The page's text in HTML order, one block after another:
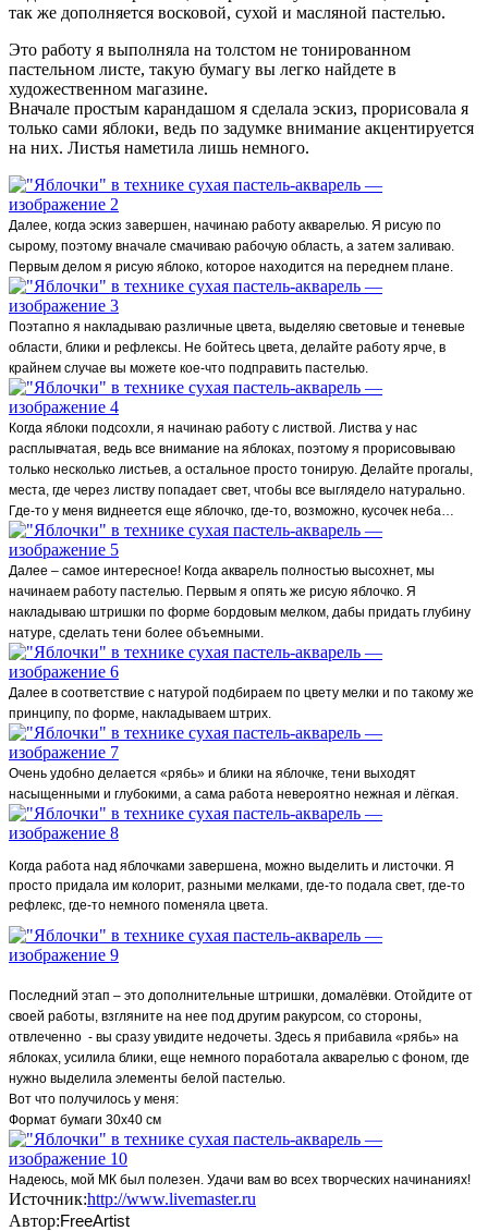
так же дополняется восковой, сухой и масляной пастелью.
Это работу я выполняла на толстом не тонированном
пастельном листе, такую бумагу вы легко найдете в
художественном магазине.
Вначале простым карандашом я сделала эскиз, прорисовала я
только сами яблоки, ведь по задумке внимание акцентируется
на них. Листья наметила лишь немного.
Далее, когда эскиз завершен, начинаю работу акварелью. Я рисую по
сырому, поэтому вначале смачиваю рабочую область, а затем заливаю.
Первым делом я рисую яблоко, которое находится на переднем плане.
Поэтапно я накладываю различные цвета, выделяю световые и теневые
области, блики и рефлексы. Не бойтесь цвета, делайте работу ярче, в
крайнем случае вы можете кое-что подправить пастелью.
Когда яблоки подсохли, я начинаю работу с листвой. Листва у нас
расплывчатая, ведь все внимание на яблоках, поэтому я прорисовываю
только несколько листьев, а остальное просто тонирую. Делайте прогалы,
места, где через листву попадает свет, чтобы все выглядело натурально.
Где-то у меня виднеется еще яблочко, где-то, возможно, кусочек неба…
Далее – самое интересное! Когда акварель полностью высохнет, мы
начинаем работу пастелью. Первым я опять же рисую яблочко. Я
накладываю штришки по форме бордовым мелком, дабы придать глубину
натуре, сделать тени более объемными.
Далее в соответствие с натурой подбираем по цвету мелки и по такому же
принципу, по форме, накладываем штрих.
Очень удобно делается «рябь» и блики на яблочке, тени выходят
насыщенными и глубокими, а сама работа невероятно нежная и лёгкая.
Когда работа над яблочками завершена, можно выделить и листочки. Я
просто придала им колорит, разными мелками, где-то подала свет, где-то
рефлекс, где-то немного поменяла цвета.
Последний этап – это дополнительные штришки, домалёвки. Отойдите от
своей работы, взгляните на нее под другим ракурсом, со стороны,
отвлеченно - вы сразу увидите недочеты. Здесь я прибавила «рябь» на
яблоках, усилила блики, еще немного поработала акварелью с фоном, где
нужно выделила элементы белой пастелью.
Вот что получилось у меня:
Формат бумаги 30х40 см
Надеюсь, мой МК был полезен. Удачи вам во всех творческих начинаниях!
Источник:http://www.livemaster.ru
Автор:FreeArtist